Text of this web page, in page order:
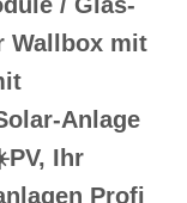
Wallbox mit
Anlage
Ihr
Profi